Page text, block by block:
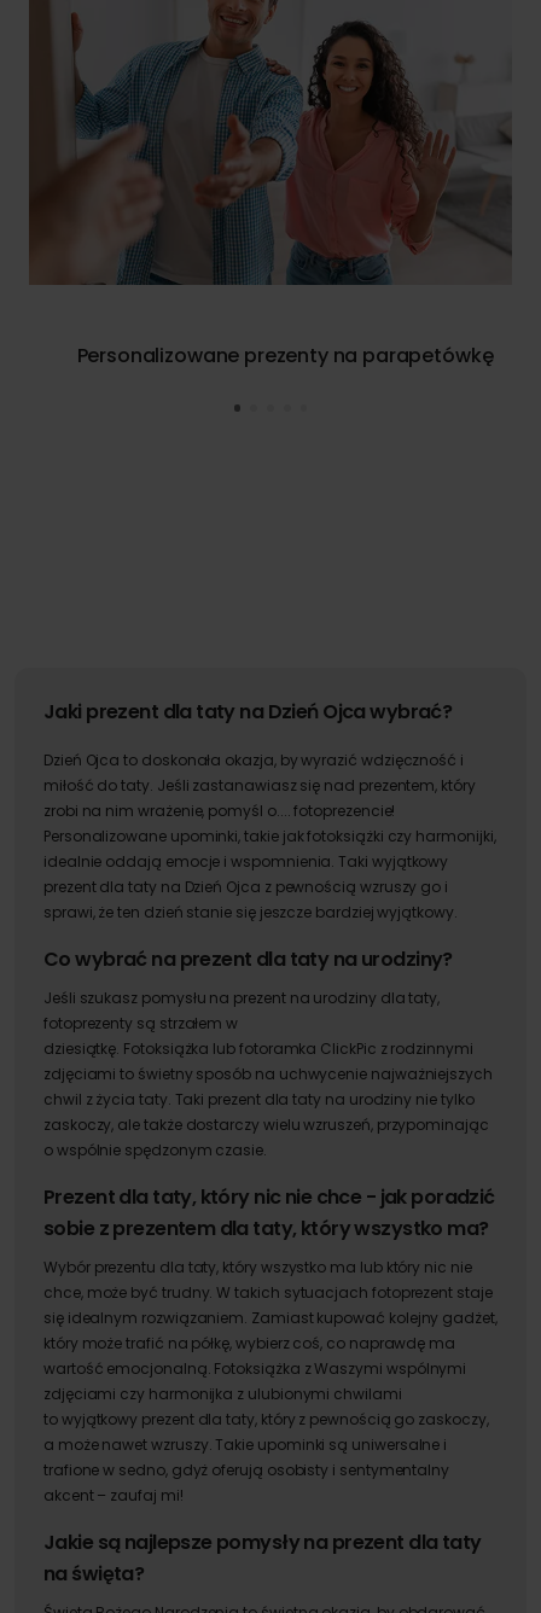
Personalizowane prezenty na parapetówkę
Jaki prezent dla taty na Dzień Ojca wybrać?
Dzień Ojca to doskonała okazja, by wyrazić wdzięczność i
miłość do taty. Jeśli zastanawiasz się nad prezentem, który
zrobi na nim wrażenie, pomyśl o.... fotoprezencie!
Personalizowane upominki, takie jak fotoksiążki czy harmonijki,
idealnie oddają emocje i wspomnienia. Taki wyjątkowy
prezent dla taty na Dzień Ojca z pewnością wzruszy go i
sprawi, że ten dzień stanie się jeszcze bardziej wyjątkowy.
Co wybrać na prezent dla taty na urodziny?
Jeśli szukasz pomysłu na prezent na urodziny dla taty,
fotoprezenty są strzałem w
dziesiątkę. Fotoksiążka lub fotoramka ClickPic z rodzinnymi
zdjęciami to świetny sposób na uchwycenie najważniejszych
chwil z życia taty. Taki prezent dla taty na urodziny nie tylko
zaskoczy, ale także dostarczy wielu wzruszeń, przypominając
o wspólnie spędzonym czasie.
Prezent dla taty, który nic nie chce - jak poradzić
sobie zprezentem dla taty, który wszystko ma?
Wybór prezentu dla taty, który wszystko ma lub który nic nie
chce, może być trudny. W takich sytuacjach fotoprezent staje
się idealnym rozwiązaniem. Zamiast kupować kolejny gadżet,
który może trafić na półkę, wybierz coś, co naprawdę ma
wartość emocjonalną. Fotoksiążka z Waszymi wspólnymi
zdjęciami czy harmonijka z ulubionymi chwilami
towyjątkowy prezent dla taty, który z pewnością go zaskoczy,
a może nawet wzruszy. Takie upominki są uniwersalne i
trafione w sedno, gdyż oferują osobisty i sentymentalny
akcent – zaufaj mi!
Jakie są najlepsze pomysły na prezent dla taty
na święta?